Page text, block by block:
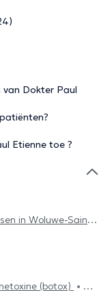
van Dokter Paul
Etienne toe ?
in Woluwe-Saint-
in Anderlecht
(botox)